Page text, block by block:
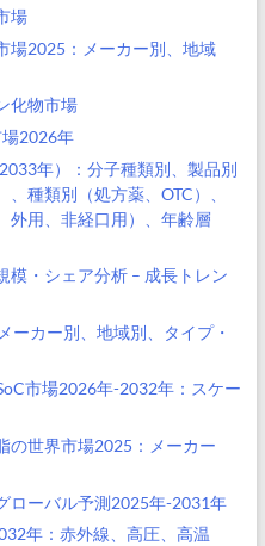
場
場2025：メーカー別、地域
化物市場
2026年
年）：分子種類別、製品別
、種類別（処方薬、OTC）、
外用、非経口用）、年齢層
模・シェア分析 – 成長トレン
ーカー別、地域別、タイプ・
市場2026年-2032年：スケー
の世界市場2025：メーカー
ローバル予測2025年-2031年
年：赤外線、高圧、高温